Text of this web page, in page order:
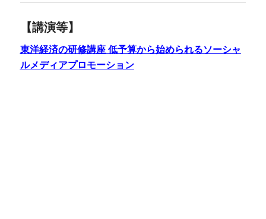
【講演等】
東洋経済の研修講座 低予算から始められるソーシャ
ルメディアプロモーション